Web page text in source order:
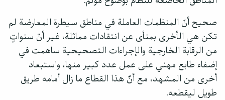
صحيح أنّ المنظمات العاملة في مناطق سيطرة المعارضة لم
تكن هي الأخرى بمنأى عن انتقادات مماثلة، غير أنّ سنواتٍ
من الرقابة الخارجية والإجراءات التصحيحية ساهمت في
إضفاء طابع مهني على عمل عدد كبير منها، واستبعاد
أخرى من المشهد، مع أنّ هذا القطاع ما زال أمامه طريق
طويل ليقطعه.